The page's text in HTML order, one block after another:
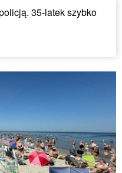
35-latek szybko